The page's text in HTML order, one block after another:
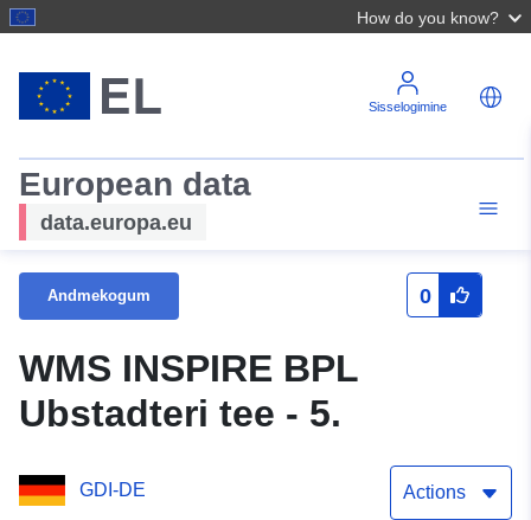
How do you know?
Sisselogimine
European data
data.europa.eu
Andmekogum 0
WMS INSPIRE BPL
Ubstadteri tee - 5.
GDI-DE Actions